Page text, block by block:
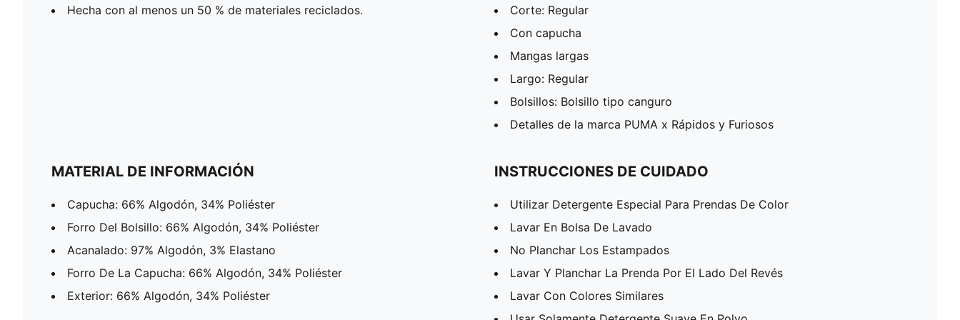
Hecha con al menos un 50 % de materiales reciclados.
Corte: Regular
Con capucha
Mangas largas
Largo: Regular
Bolsillos: Bolsillo tipo canguro
Detalles de la marca PUMA x Rápidos y Furiosos
MATERIAL DE INFORMACIÓN
Capucha: 66% Algodón, 34% Poliéster
Forro Del Bolsillo: 66% Algodón, 34% Poliéster
Acanalado: 97% Algodón, 3% Elastano
Forro De La Capucha: 66% Algodón, 34% Poliéster
Exterior: 66% Algodón, 34% Poliéster
INSTRUCCIONES DE CUIDADO
Utilizar Detergente Especial Para Prendas De Color
Lavar En Bolsa De Lavado
No Planchar Los Estampados
Lavar Y Planchar La Prenda Por El Lado Del Revés
Lavar Con Colores Similares